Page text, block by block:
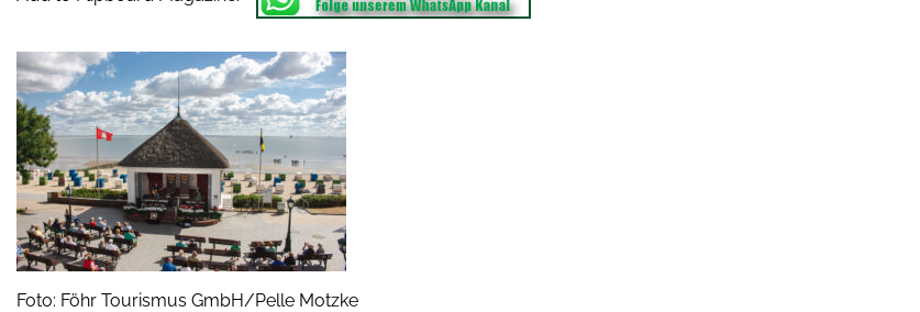
Foto: Föhr Tourismus GmbH/Pelle Motzke